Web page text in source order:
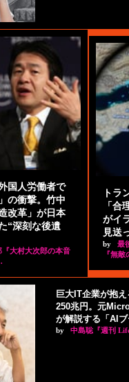
国人労働者で
の衝撃。竹中
改革」が日本
“深刻な後遺
『大村大次郎の本音
トラ
「合
がイ
見送
by
最
『無
巨大IT企業が抱
250兆円。元
が解説する「AI
by 中島聡『週刊